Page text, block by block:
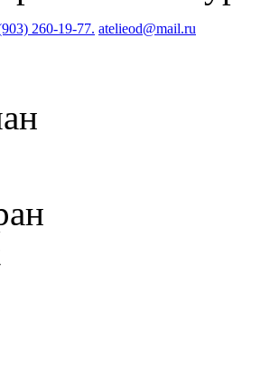
260-19-77. atelieod@mail.ru